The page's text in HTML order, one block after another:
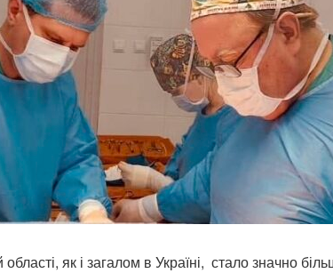
області, як і загалом в Україні, стало значно